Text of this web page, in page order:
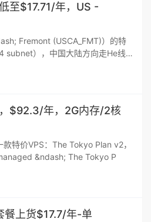
至$17.71/年，US -
Fremont (USCA_FMT)）的特
subnet），中国大陆方向走He线
$92.3/年，2G内存/2核
特价VPS：The Tokyo Plan v2，
&ndash; The Tokyo P
上货$17.7/年-单